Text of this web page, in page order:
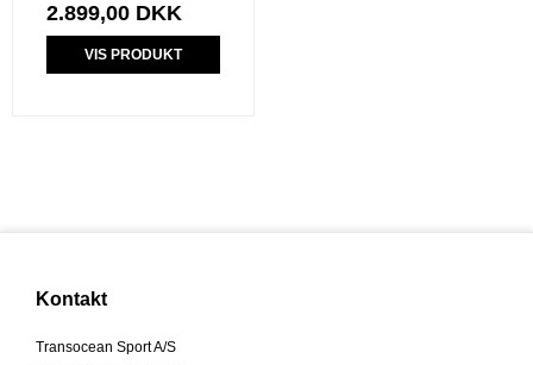
2.899,00 DKK
VIS PRODUKT
Kontakt
Transocean Sport A/S